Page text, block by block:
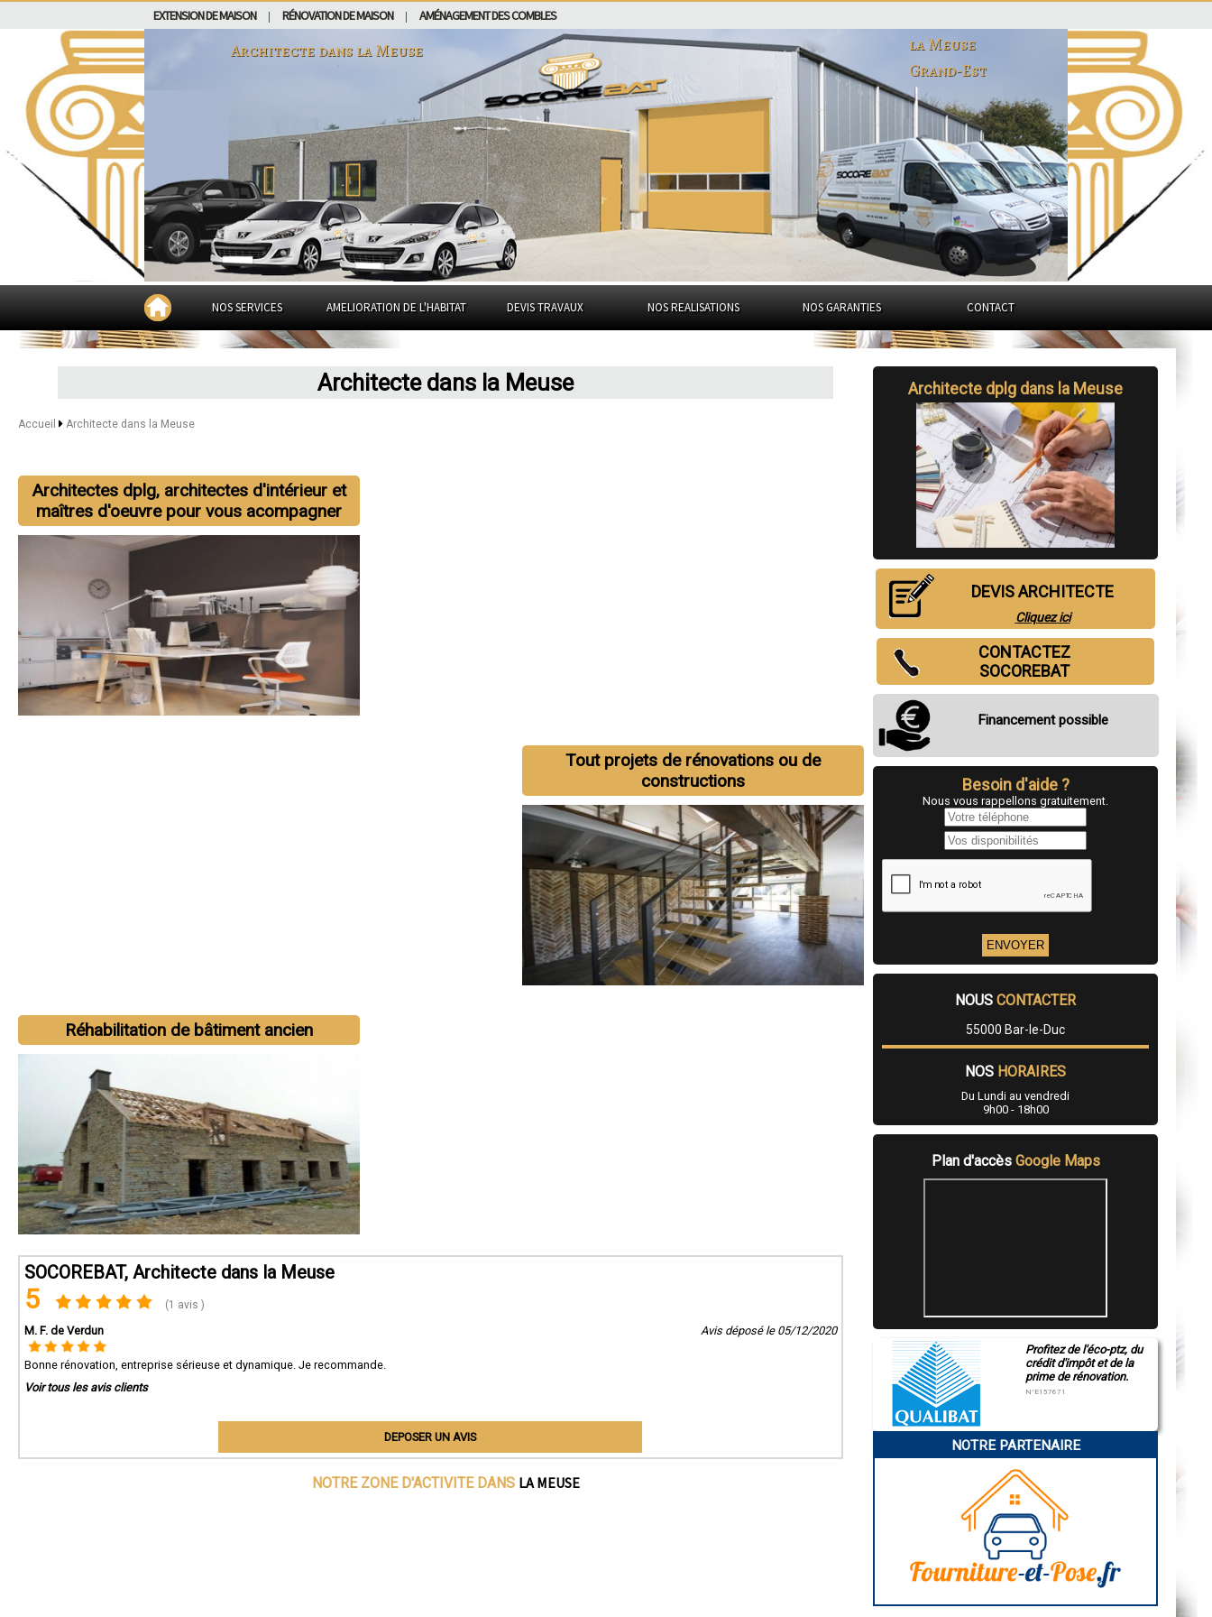
EXTENSION DE MAISON RÉNOVATION DE MAISON AMÉNAGEMENT DES COMBLES
Architecte dans la Meuse
la Meuse
Grand-Est
NOS SERVICES AMELIORATION DE L'HABITAT DEVIS TRAVAUX NOS REALISATIONS NOS GARANTIES CONTACT
Architecte dans la Meuse
Accueil Architecte dans la Meuse
Architectes dplg, architectes d'intérieur et
maîtres d'oeuvre pour vous acompagner
Tout projets de rénovations ou de
constructions
Réhabilitation de bâtiment ancien
SOCOREBAT, Architecte dans la Meuse
5 (1 avis )
M. F. de Verdun Avis déposé le 05/12/2020
Bonne rénovation, entreprise sérieuse et dynamique. Je recommande.
Voir tous les avis clients
DEPOSER UN AVIS
NOTRE ZONE D'ACTIVITE DANS LA MEUSE
Architecte dplg dans la Meuse
DEVIS ARCHITECTE
Cliquez ici
CONTACTEZ
SOCOREBAT
Financement possible
Besoin d'aide ?
Nous vous rappellons gratuitement.
NOUS CONTACTER
55000 Bar-le-Duc
NOS HORAIRES
Du Lundi au vendredi
9h00 - 18h00
Plan d'accès Google Maps
Profitez de l'éco-ptz, du
crédit d'impôt et de la
prime de rénovation.
N°E157671
NOTRE PARTENAIRE